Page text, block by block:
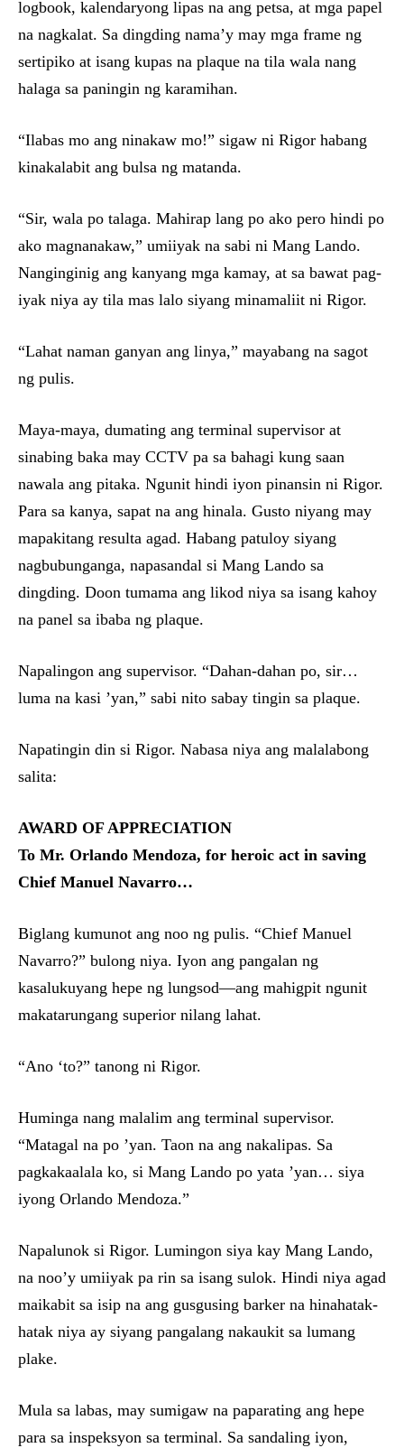
logbook, kalendaryong lipas na ang petsa, at mga papel
na nagkalat. Sa dingding nama’y may mga frame ng
sertipiko at isang kupas na plaque na tila wala nang
halaga sa paningin ng karamihan.
“Ilabas mo ang ninakaw mo!” sigaw ni Rigor habang
kinakalabit ang bulsa ng matanda.
“Sir, wala po talaga. Mahirap lang po ako pero hindi po
ako magnanakaw,” umiiyak na sabi ni Mang Lando.
Nanginginig ang kanyang mga kamay, at sa bawat pag-
iyak niya ay tila mas lalo siyang minamaliit ni Rigor.
“Lahat naman ganyan ang linya,” mayabang na sagot
ng pulis.
Maya-maya, dumating ang terminal supervisor at
sinabing baka may CCTV pa sa bahagi kung saan
nawala ang pitaka. Ngunit hindi iyon pinansin ni Rigor.
Para sa kanya, sapat na ang hinala. Gusto niyang may
mapakitang resulta agad. Habang patuloy siyang
nagbubunganga, napasandal si Mang Lando sa
dingding. Doon tumama ang likod niya sa isang kahoy
na panel sa ibaba ng plaque.
Napalingon ang supervisor. “Dahan-dahan po, sir…
luma na kasi ’yan,” sabi nito sabay tingin sa plaque.
Napatingin din si Rigor. Nabasa niya ang malalabong
salita:
AWARD OF APPRECIATION
To Mr. Orlando Mendoza, for heroic act in saving
Chief Manuel Navarro…
Biglang kumunot ang noo ng pulis. “Chief Manuel
Navarro?” bulong niya. Iyon ang pangalan ng
kasalukuyang hepe ng lungsod—ang mahigpit ngunit
makatarungang superior nilang lahat.
“Ano ‘to?” tanong ni Rigor.
Huminga nang malalim ang terminal supervisor.
“Matagal na po ’yan. Taon na ang nakalipas. Sa
pagkakaalala ko, si Mang Lando po yata ’yan… siya
iyong Orlando Mendoza.”
Napalunok si Rigor. Lumingon siya kay Mang Lando,
na noo’y umiiyak pa rin sa isang sulok. Hindi niya agad
maikabit sa isip na ang gusgusing barker na hinahatak-
hatak niya ay siyang pangalang nakaukit sa lumang
plake.
Mula sa labas, may sumigaw na paparating ang hepe
para sa inspeksyon sa terminal. Sa sandaling iyon,